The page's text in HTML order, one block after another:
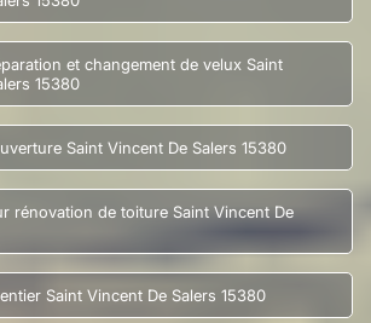
et changement de velux Saint
15380
Saint Vincent De Salers 15380
rénovation de toiture Saint Vincent De
Saint Vincent De Salers 15380